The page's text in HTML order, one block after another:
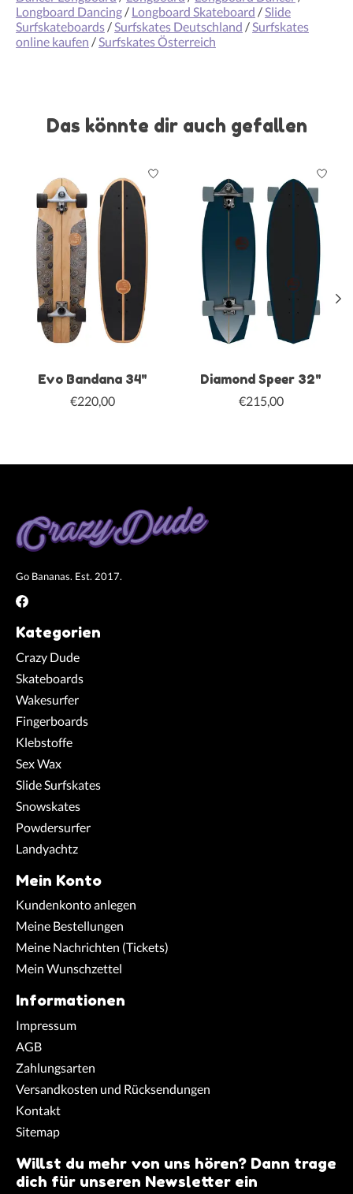
Longboard Dancing / Longboard Skateboard / Slide
Surfskateboards / Surfskates Deutschland / Surfskates
online kaufen / Surfskates Österreich
Das könnte dir auch gefallen
Produkt-Karussell-Artikel
Evo Bandana 34"
€220,00
Diamond Speer 32"
€215,00
Go Bananas. Est. 2017.
Kategorien
Crazy Dude
Skateboards
Wakesurfer
Fingerboards
Klebstoffe
Sex Wax
Slide Surfskates
Snowskates
Powdersurfer
Landyachtz
Mein Konto
Kundenkonto anlegen
Meine Bestellungen
Meine Nachrichten (Tickets)
Mein Wunschzettel
Informationen
Impressum
AGB
Zahlungsarten
Versandkosten und Rücksendungen
Kontakt
Sitemap
Willst du mehr von uns hören? Dann trage
dich für unseren Newsletter ein